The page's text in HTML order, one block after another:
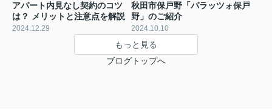
アパート内見なし契約のコツ
は？ メリットと注意点を解説
2024.12.29
秋田市保戸野「パラッツォ保戸
野」のご紹介
2024.10.10
もっと見る
ブログトップへ